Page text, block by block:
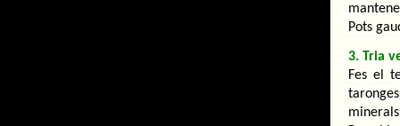
Pots
3. Tria
Fes el